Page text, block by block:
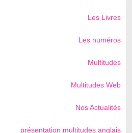
Les Livres
Les numéros
Multitudes
Multitudes Web
Nos Actualités
présentation multitudes anglais